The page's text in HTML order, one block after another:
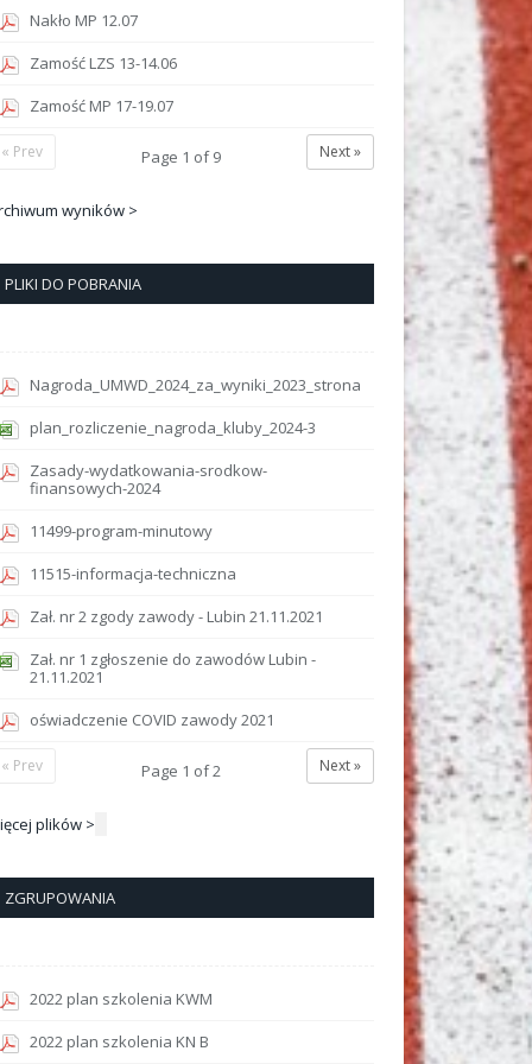
Nakło MP 12.07
Zamość LZS 13-14.06
Zamość MP 17-19.07
Next »
Page 1 of9
« Prev
wyników >
PLIKI DO POBRANIA
Nagroda_UMWD_2024_za_wyniki_2023_strona
plan_rozliczenie_nagroda_kluby_2024-3
Zasady-wydatkowania-srodkow-
finansowych-2024
11499-program-minutowy
11515-informacja-techniczna
Zał. nr 2 zgody zawody - Lubin 21.11.2021
Zał. nr 1 zgłoszenie do zawodów Lubin -
21.11.2021
oświadczenie COVID zawody 2021
Next »
Page 1 of2
« Prev
plików >
ZGRUPOWANIA
2022 plan szkolenia KWM
2022 plan szkolenia KN B